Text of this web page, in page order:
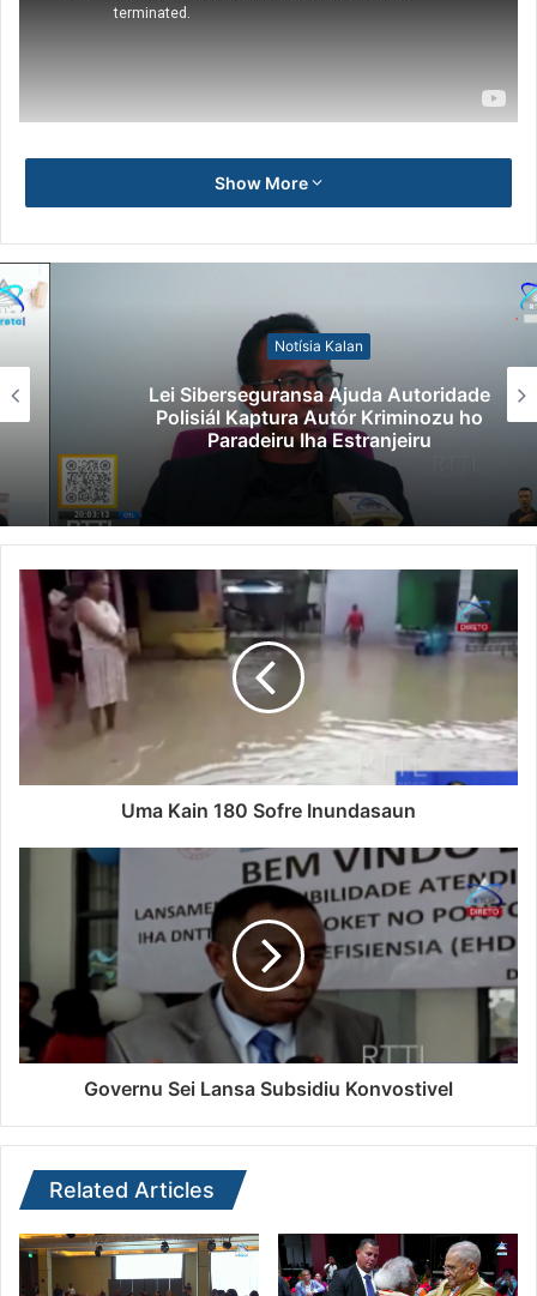
Show More
Notísia Kalan
Lei Siberseguransa Ajuda Autoridade
Polisiál Kaptura Autór Kriminozu ho
Paradeiru Iha Estranjeiru
Uma Kain 180 Sofre Inundasaun
Governu Sei Lansa Subsidiu Konvostivel
Related Articles